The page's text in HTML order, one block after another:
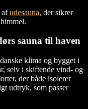
afudesauna, der sikrer
sauna til haven
klima og bygget i
selv i skiftende vind- og
der både isolerer
udtryk, som passer